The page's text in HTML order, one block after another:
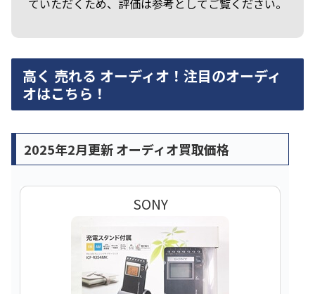
ていただくため、評価は参考としてご覧ください。
高く 売れる オーディオ！注目のオーディ
オはこちら！
2025年2月更新 オーディオ買取価格
SONY